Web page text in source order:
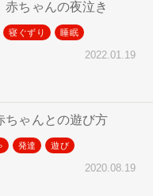
赤ちゃんの夜泣き
寝ぐずり 睡眠
2022.01.19
ちゃんとの遊び方
発達 遊び
2020.08.19